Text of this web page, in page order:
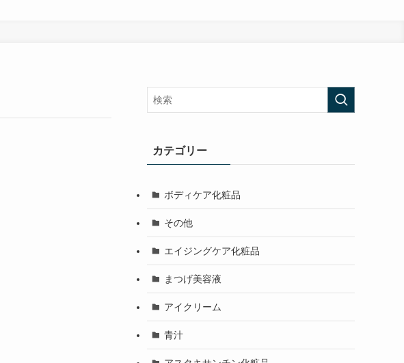
カテゴリー
ボディケア化粧品
その他
エイジングケア化粧品
まつげ美容液
アイクリーム
青汁